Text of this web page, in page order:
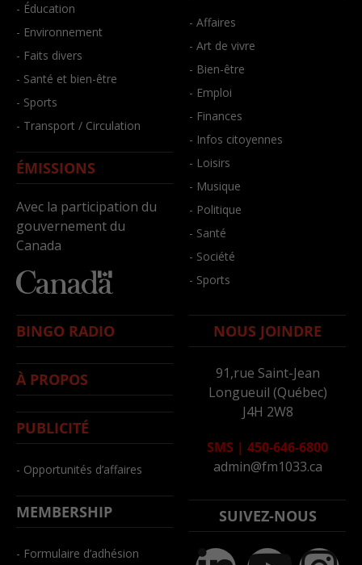
- Éducation
- Environnement
- Faits divers
- Santé et bien-être
- Sports
- Transport / Circulation
ÉMISSIONS
Avec la participation du
gouvernement du
Canada
- Affaires
- Art de vivre
- Bien-être
- Emploi
- Finances
- Infos citoyennes
- Loisirs
- Musique
- Politique
- Santé
- Société
- Sports
BINGO RADIO
À PROPOS
PUBLICITÉ
- Opportunités d’affaires
MEMBERSHIP
- Formulaire d’adhésion
NOUS JOINDRE
91,rue Saint-Jean
Longueuil (Québec)
J4H 2W8
SMS | 450-646-6800
admin@fm1033.ca
SUIVEZ-NOUS